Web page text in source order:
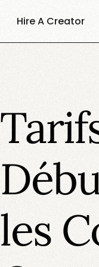
Hire A Creator
les